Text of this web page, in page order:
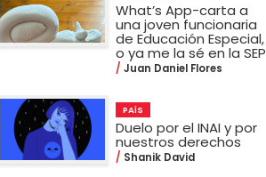
What’s App-carta a
una joven funcionaria
de Educación Especial,
o ya me la sé en la SEP
Juan Daniel Flores
PAÍS
Duelo por el INAI y por
nuestros derechos
Shanik David